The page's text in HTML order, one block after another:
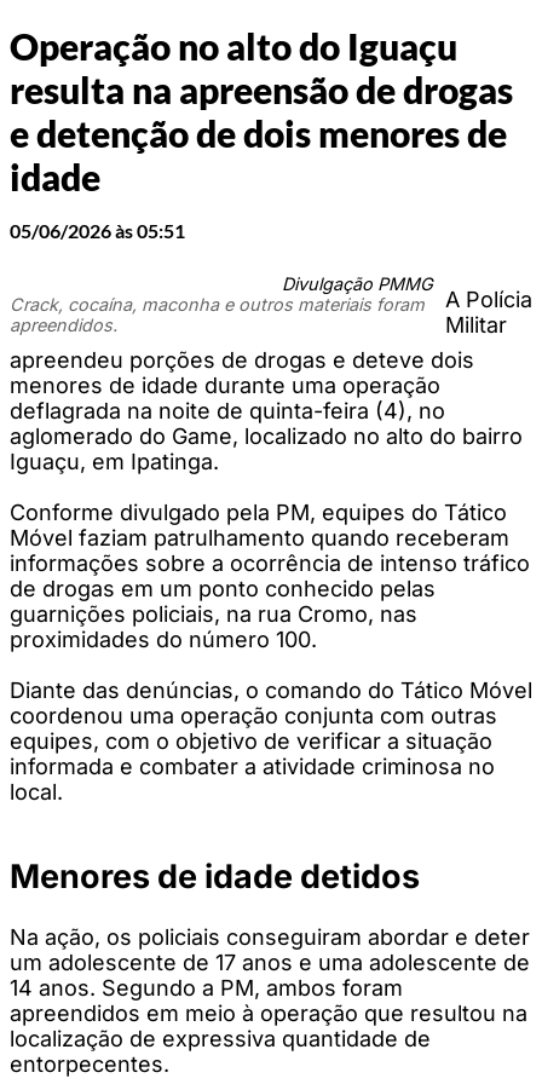
Operação no alto do Iguaçu
resulta na apreensão de drogas
e detenção de dois menores de
idade
05/06/2026 às 05:51
Divulgação PMMG
Crack, cocaína, maconha e outros materiais foram
apreendidos.
A Polícia
Militar
apreendeu porções de drogas e deteve dois
menores de idade durante uma operação
deflagrada na noite de quinta-feira (4), no
aglomerado do Game, localizado no alto do bairro
Iguaçu, em Ipatinga.
Conforme divulgado pela PM, equipes do Tático
Móvel faziam patrulhamento quando receberam
informações sobre a ocorrência de intenso tráfico
de drogas em um ponto conhecido pelas
guarnições policiais, na rua Cromo, nas
proximidades do número 100.
Diante das denúncias, o comando do Tático Móvel
coordenou uma operação conjunta com outras
equipes, com o objetivo de verificar a situação
informada e combater a atividade criminosa no
local.
Menores de idade detidos
Na ação, os policiais conseguiram abordar e deter
um adolescente de 17 anos e uma adolescente de
14 anos. Segundo a PM, ambos foram
apreendidos em meio à operação que resultou na
localização de expressiva quantidade de
entorpecentes.